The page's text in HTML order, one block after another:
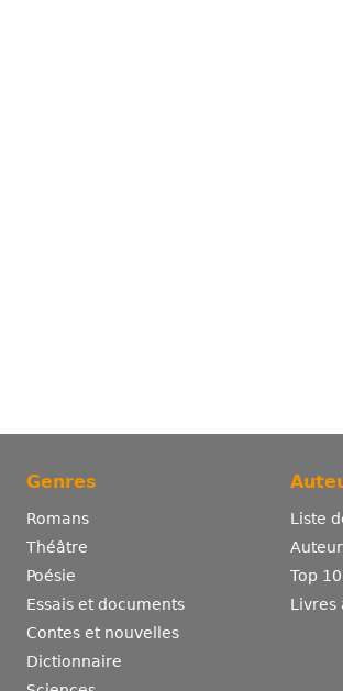
Genres
Romans
Théâtre
Poésie
Essais et documents
Contes et nouvelles
Dictionnaire
Liste
Top
Livres